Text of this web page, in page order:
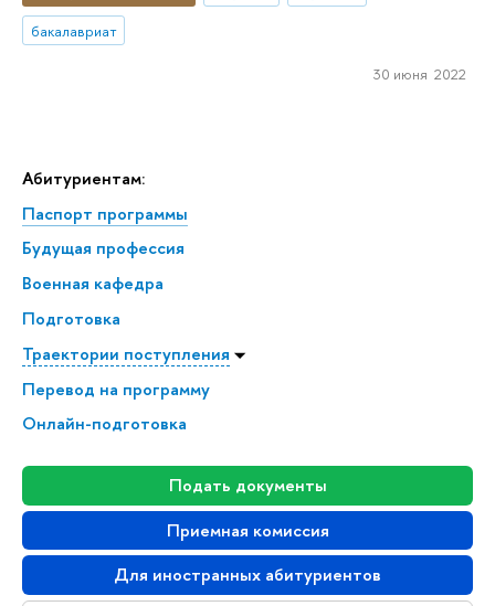
Абитуриентам:
Паспорт программы
Будущая профессия
Военная кафедра
Подготовка
Траектории поступления
Перевод на программу
Онлайн-подготовка
Подать документы
Приемная комиссия
Для иностранных абитуриентов
бакалавриат
30 июня 2022